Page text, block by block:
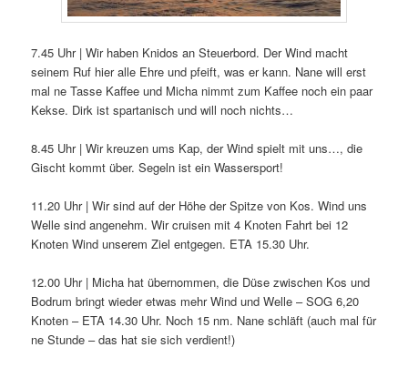
7.45 Uhr | Wir haben Knidos an Steuerbord. Der Wind macht
seinem Ruf hier alle Ehre und pfeift, was er kann. Nane will erst
mal ne Tasse Kaffee und Micha nimmt zum Kaffee noch ein paar
Kekse. Dirk ist spartanisch und will noch nichts…
8.45 Uhr | Wir kreuzen ums Kap, der Wind spielt mit uns…, die
Gischt kommt über. Segeln ist ein Wassersport!
11.20 Uhr | Wir sind auf der Höhe der Spitze von Kos. Wind uns
Welle sind angenehm. Wir cruisen mit 4 Knoten Fahrt bei 12
Knoten Wind unserem Ziel entgegen. ETA 15.30 Uhr.
12.00 Uhr | Micha hat übernommen, die Düse zwischen Kos und
Bodrum bringt wieder etwas mehr Wind und Welle – SOG 6,20
Knoten – ETA 14.30 Uhr. Noch 15 nm. Nane schläft (auch mal für
ne Stunde – das hat sie sich verdient!)